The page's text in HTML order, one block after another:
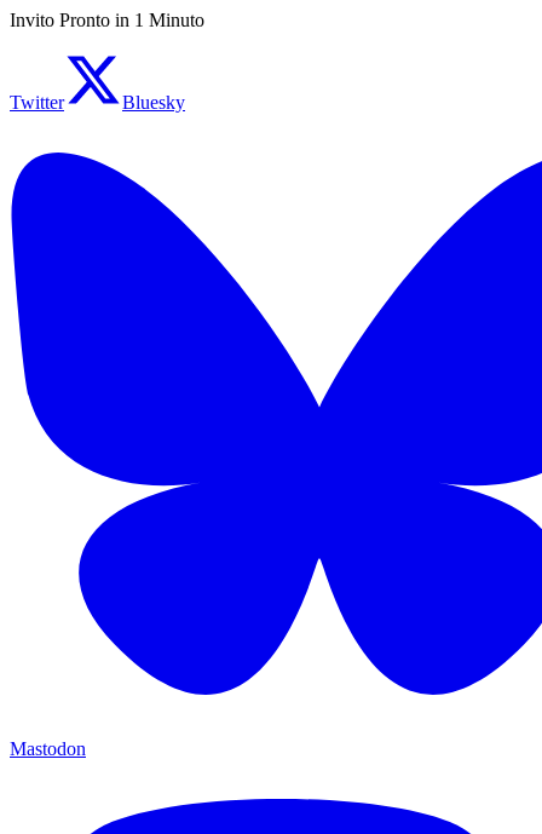
Invito Pronto in 1 Minuto
Twitter Bluesky
Mastodon